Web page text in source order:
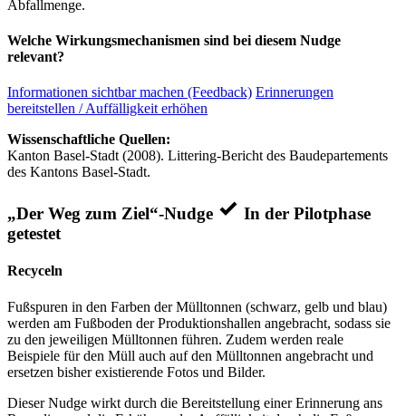
Abfallmenge.
Welche Wirkungsmechanismen sind bei diesem Nudge
relevant?
Informationen sichtbar machen (Feedback) Erinnerungen
bereitstellen / Auffälligkeit erhöhen
Wissenschaftliche Quellen:
Kanton Basel-Stadt (2008). Littering-Bericht des Baudepartements
des Kantons Basel-Stadt.
„Der Weg zum Ziel“-Nudge
In der Pilotphase
getestet
Recyceln
Fußspuren in den Farben der Mülltonnen (schwarz, gelb und blau)
werden am Fußboden der Produktionshallen angebracht, sodass sie
zu den jeweiligen Mülltonnen führen. Zudem werden reale
Beispiele für den Müll auch auf den Mülltonnen angebracht und
ersetzen bisher existierende Fotos und Bilder.
Dieser Nudge wirkt durch die Bereitstellung einer Erinnerung ans